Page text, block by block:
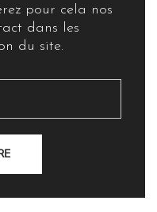
pour cela nos
dans les
du site.